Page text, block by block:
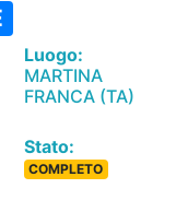
Luogo:
MARTINA
FRANCA (TA)
Stato:
COMPLETO